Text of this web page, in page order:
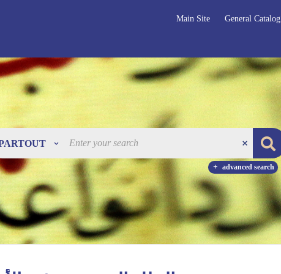
Main Site General Catalog
advanced search